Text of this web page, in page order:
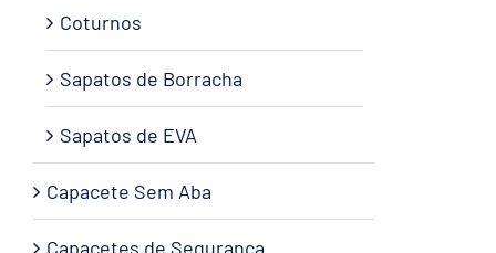
Coturnos
Sapatos de Borracha
Sapatos de EVA
Capacete Sem Aba
Capacetes de Segurança